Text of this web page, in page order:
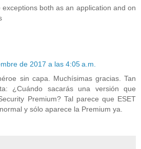
both as an application and on
de 2017 a las 4:05 a.m.
sin capa. Muchísimas gracias. Tan
¿Cuándo sacarás una versión que
Premium? Tal parece que ESET
y sólo aparece la Premium ya.